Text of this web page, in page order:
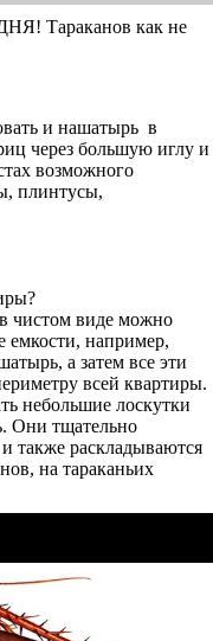
Тараканов как не
и нашатырь в
через большую иглу и
возможного
плинтусы,
чистом виде можно
емкости, например,
а затем все эти
всей квартиры.
небольшие лоскутки
Они тщательно
также раскладываются
на тараканьих